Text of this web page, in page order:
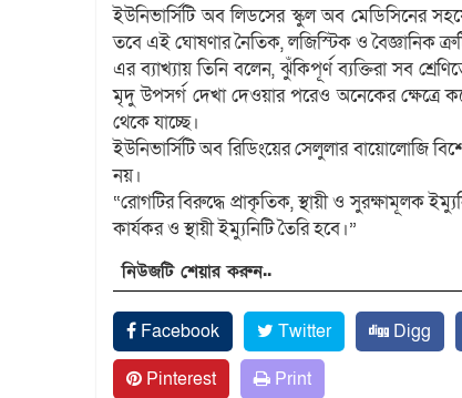
ইউনিভার্সিটি অব লিডসের স্কুল অব মেডিসিনের
তবে এই ঘোষণার নৈতিক, লজিস্টিক ও বৈজ্ঞানিক
এর ব্যাখ্যায় তিনি বলেন, ঝুঁকিপূর্ণ ব্যক্তিরা সব
মৃদু উপসর্গ দেখা দেওয়ার পরেও অনেকের ক্ষেত্রে
থেকে যাচ্ছে।
ইউনিভার্সিটি অব রিডিংয়ের সেলুলার বায়োলোজি
নয়।
“রোগটির বিরুদ্ধে প্রাকৃতিক, স্থায়ী ও সুরক্ষামূলক
কার্যকর ও স্থায়ী ইম্যুনিটি তৈরি হবে।”
নিউজটি শেয়ার করুন..
Facebook Twitter Digg
Pinterest
Print